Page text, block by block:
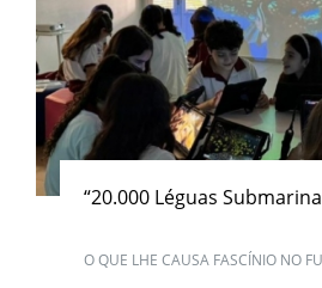
“20.000 Léguas
O QUE LHE CAUSA FASCÍNIO NO